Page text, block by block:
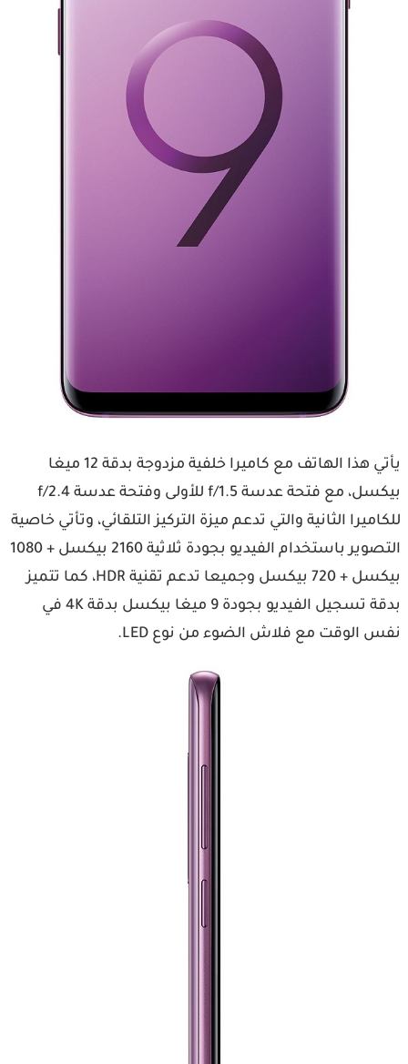
يأتي هذا الهاتف مع كاميرا خلفية مزدوجة بدقة 12 ميغا
بيكسل، مع فتحة عدسة f/1.5 للأولى وفتحة عدسة f/2.4
للكاميرا الثانية والتي تدعم ميزة التركيز التلقائي، وتأتي خاصية
التصوير باستخدام الفيديو بجودة ثلاثية 2160 بيكسل + 1080
بيكسل + 720 بيكسل وجميعا تدعم تقنية HDR، كما تتميز
بدقة تسجيل الفيديو بجودة 9 ميغا بيكسل بدقة 4K في
نفس الوقت مع فلاش الضوء من نوع LED.